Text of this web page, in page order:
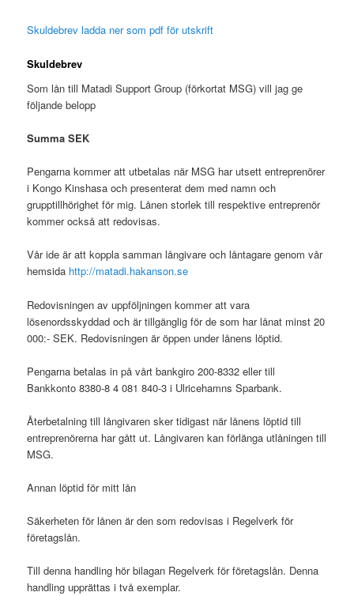
Skuldebrev ladda ner som pdf för utskrift
Skuldebrev
Som lån till Matadi Support Group (förkortat MSG) vill jag ge
följande belopp
Summa SEK
Pengarna kommer att utbetalas när MSG har utsett entreprenörer
i Kongo Kinshasa och presenterat dem med namn och
grupptillhörighet för mig. Lånen storlek till respektive entreprenör
kommer också att redovisas.
Vår ide är att koppla samman långivare och låntagare genom vår
hemsida http://matadi.hakanson.se
Redovisningen av uppföljningen kommer att vara
lösenordsskyddad och är tillgänglig för de som har lånat minst 20
000:- SEK. Redovisningen är öppen under lånens löptid.
Pengarna betalas in på vårt bankgiro 200-8332 eller till
Bankkonto 8380-8 4 081 840-3 i Ulricehamns Sparbank.
Återbetalning till långivaren sker tidigast när lånens löptid till
entreprenörerna har gått ut. Långivaren kan förlänga utlåningen till
MSG.
Annan löptid för mitt lån
Säkerheten för lånen är den som redovisas i Regelverk för
företagslån.
Till denna handling hör bilagan Regelverk för företagslån. Denna
handling upprättas i två exemplar.